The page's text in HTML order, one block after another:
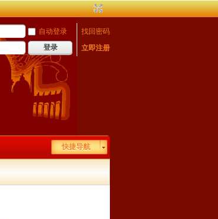
自动登录
找回密码
登录 立即注册
快捷导航